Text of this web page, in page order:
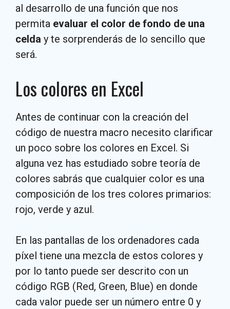
al desarrollo de una función que nos
permita evaluar el color de fondo de una
celda y te sorprenderás de lo sencillo que
será.
Los colores en Excel
Antes de continuar con la creación del
código de nuestra macro necesito clarificar
un poco sobre los colores en Excel. Si
alguna vez has estudiado sobre teoría de
colores sabrás que cualquier color es una
composición de los tres colores primarios:
rojo, verde y azul.
En las pantallas de los ordenadores cada
píxel tiene una mezcla de estos colores y
por lo tanto puede ser descrito con un
código RGB (Red, Green, Blue) en donde
cada valor puede ser un número entre 0 y